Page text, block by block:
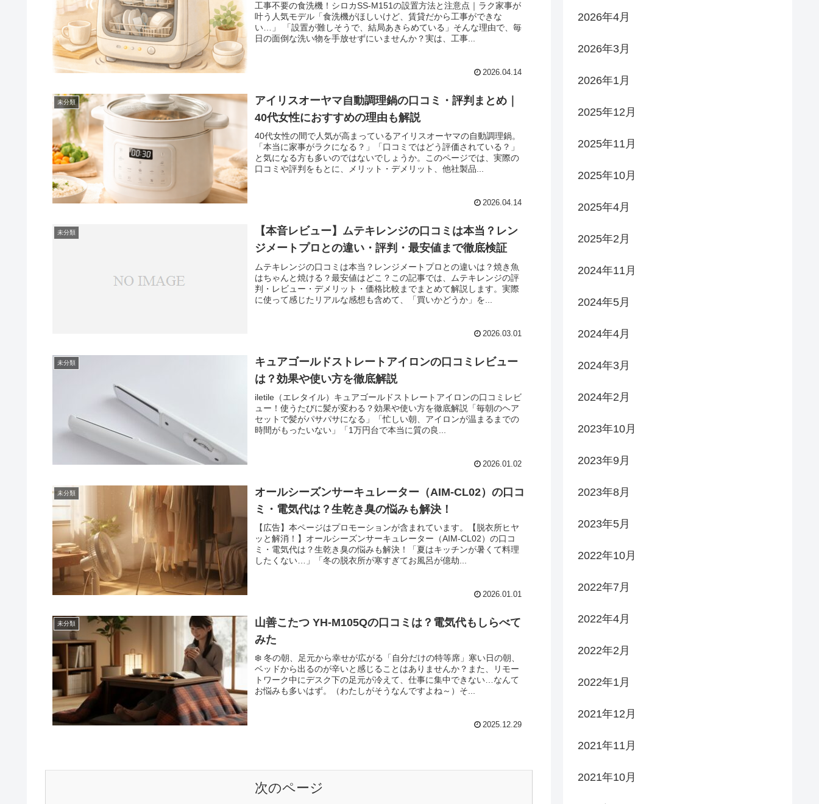
工事不要の食洗機！シロカSS-M151の設置方法と注意点｜ラク家事が
叶う人気モデル「食洗機がほしいけど、賃貸だから工事ができな
い…」 「設置が難しそうで、結局あきらめている」そんな理由で、毎
日の面倒な洗い物を手放せずにいませんか？実は、工事...
2026.04.14
未分類
アイリスオーヤマ自動調理鍋の口コミ・評判まとめ｜
40代女性におすすめの理由も解説
40代女性の間で人気が高まっているアイリスオーヤマの自動調理鍋。
「本当に家事がラクになる？」「口コミではどう評価されている？」
と気になる方も多いのではないでしょうか。このページでは、実際の
口コミや評判をもとに、メリット・デメリット、他社製品...
2026.04.14
未分類
【本音レビュー】ムテキレンジの口コミは本当？レン
ジメートプロとの違い・評判・最安値まで徹底検証
ムテキレンジの口コミは本当？レンジメートプロとの違いは？焼き魚
はちゃんと焼ける？最安値はどこ？この記事では、ムテキレンジの評
判・レビュー・デメリット・価格比較までまとめて解説します。実際
に使って感じたリアルな感想も含めて、「買いかどうか」を...
2026.03.01
未分類
キュアゴールドストレートアイロンの口コミレビュー
は？効果や使い方を徹底解説
iletile（エレタイル）キュアゴールドストレートアイロンの口コミレビ
ュー！使うたびに髪が変わる？効果や使い方を徹底解説「毎朝のヘア
セットで髪がパサパサになる」「忙しい朝、アイロンが温まるまでの
時間がもったいない」「1万円台で本当に質の良...
2026.01.02
未分類
オールシーズンサーキュレーター（AIM-CL02）の口コ
ミ・電気代は？生乾き臭の悩みも解決！
【広告】本ページはプロモーションが含まれています。【脱衣所ヒヤ
ッと解消！】オールシーズンサーキュレーター（AIM-CL02）の口コ
ミ・電気代は？生乾き臭の悩みも解決！「夏はキッチンが暑くて料理
したくない…」「冬の脱衣所が寒すぎてお風呂が億劫...
2026.01.01
未分類
山善こたつ YH-M105Qの口コミは？電気代もしらべて
みた
❄️ 冬の朝、足元から幸せが広がる「自分だけの特等席」寒い日の朝、
ベッドから出るのが辛いと感じることはありませんか？また、リモー
トワーク中にデスク下の足元が冷えて、仕事に集中できない…なんて
お悩みも多いはず。（わたしがそうなんですよね～）そ...
2025.12.29
次のページ
2026年4月
2026年3月
2026年1月
2025年12月
2025年11月
2025年10月
2025年4月
2025年2月
2024年11月
2024年5月
2024年4月
2024年3月
2024年2月
2023年10月
2023年9月
2023年8月
2023年5月
2022年10月
2022年7月
2022年4月
2022年2月
2022年1月
2021年12月
2021年11月
2021年10月